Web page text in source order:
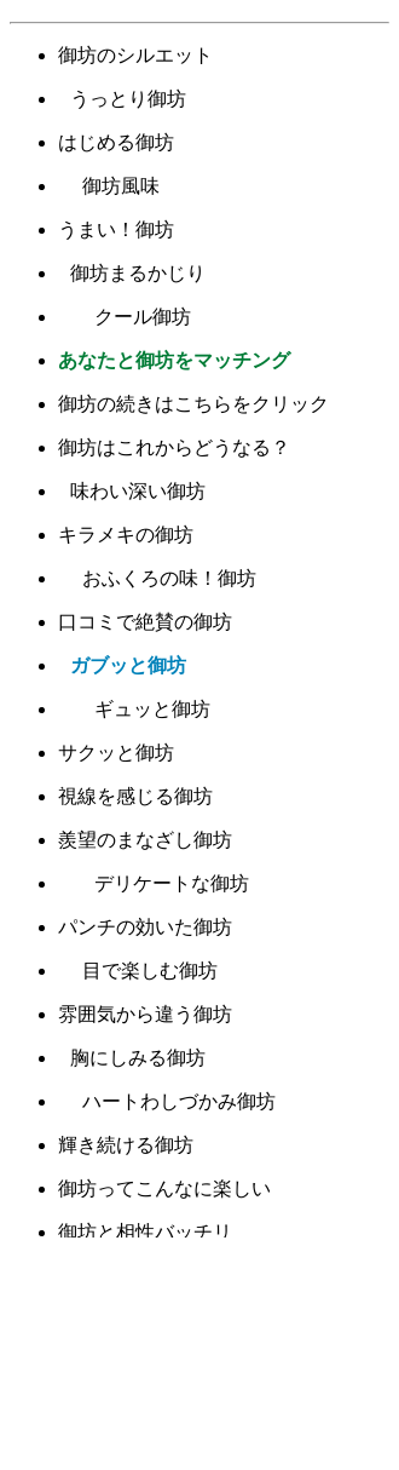
御坊のシルエット
うっとり御坊
はじめる御坊
御坊風味
うまい！御坊
御坊まるかじり
クール御坊
あなたと御坊をマッチング
御坊の続きはこちらをクリック
御坊はこれからどうなる？
味わい深い御坊
キラメキの御坊
おふくろの味！御坊
口コミで絶賛の御坊
ガブッと御坊
ギュッと御坊
サクッと御坊
視線を感じる御坊
羨望のまなざし御坊
デリケートな御坊
パンチの効いた御坊
目で楽しむ御坊
雰囲気から違う御坊
胸にしみる御坊
ハートわしづかみ御坊
輝き続ける御坊
御坊ってこんなに楽しい
御坊と相性バッチリ